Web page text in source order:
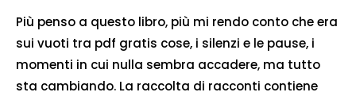
Più penso a questo libro, più mi rendo conto che era
sui vuoti tra pdf gratis cose, i silenzi e le pause, i
momenti in cui nulla sembra accadere, ma tutto
sta cambiando. La raccolta di racconti contiene